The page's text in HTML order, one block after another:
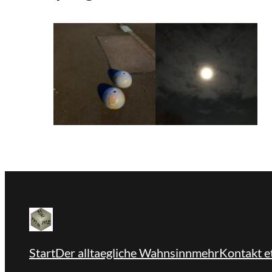
StartDer alltaegliche WahnsinnmehrKontakt